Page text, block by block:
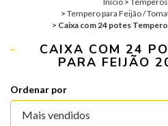
> Tempero para Feijão /
> Caixa com 24 potes
CAIXA COM 24
PARA FEIJÃO
Ordenar por